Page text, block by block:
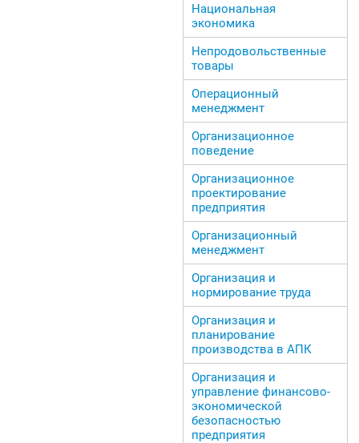
Национальная
экономика
Непродовольственные
товары
Операционный
менеджмент
Организационное
поведение
Организационное
проектирование
предприятия
Организационный
менеджмент
Организация и
нормирование труда
Организация и
планирование
производства в АПК
Организация и
управление финансово-
экономической
безопасностью
предприятия